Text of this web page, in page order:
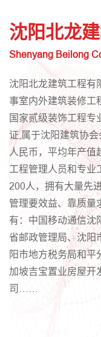
沈阳北龙
Shenyang Beilong
沈阳北龙建筑工程有
事室内外建筑装修工
国家贰级装饰工程专
证,属于沈阳建筑协
人民币，平均年产值
工程管理人员和专业
200人，拥有大量先
管理要效益、靠质量
有：中国移动通信沈
省邮政管理局、沈阳
阳市地方税务局和平
加坡吉宝置业房屋开
司……